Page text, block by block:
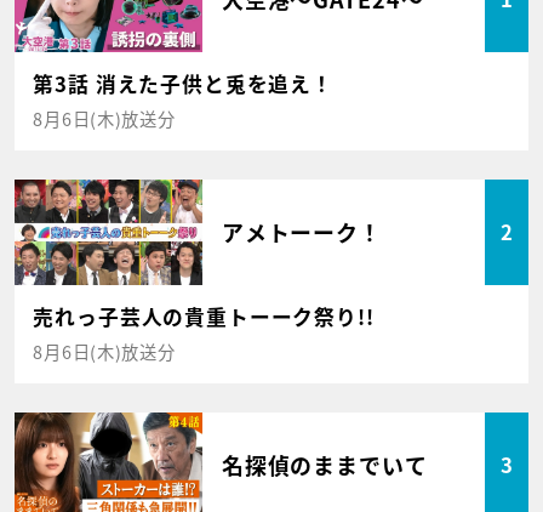
第3話 消えた子供と兎を追え！
8月6日(木)放送分
アメトーーク！ 2
売れっ子芸人の貴重トーーク祭り!!
8月6日(木)放送分
名探偵のままでいて 3